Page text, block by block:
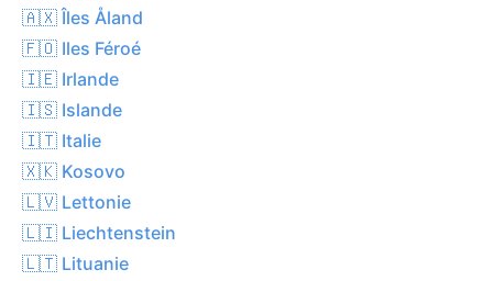
🇦🇽 Îles Åland
🇫🇴 Iles Féroé
🇮🇪 Irlande
🇮🇸 Islande
🇮🇹 Italie
🇽🇰 Kosovo
🇱🇻 Lettonie
🇱🇮 Liechtenstein
🇱🇹 Lituanie